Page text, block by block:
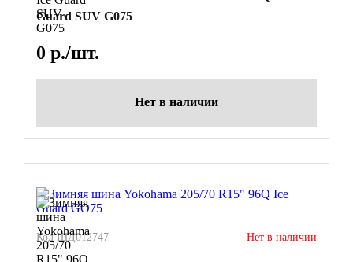
Guard SUV G075
0 р./шт.
Нет в наличии
Код ШД012747 Нет в наличии